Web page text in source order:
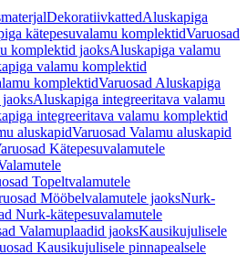
DekoratiivkattedAluskapiga
kätepesuvalamu komplektidVaruosad
komplektid jaoksAluskapiga valamu
valamu komplektid
komplektidVaruosad Aluskapiga
Aluskapiga integreeritava valamu
integreeritava valamu komplektid
aluskapidVaruosad Valamu aluskapid
Kätepesuvalamutele
Topeltvalamutele
Mööbelvalamutele jaoksNurk-
Nurk-kätepesuvalamutele
Valamuplaadid jaoksKausikujulisele
Kausikujulisele pinnapealsele